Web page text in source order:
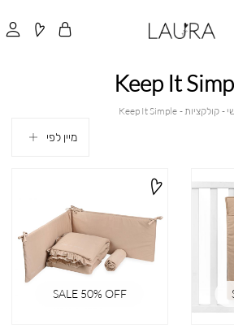
Keep It
ראשי
קולקציותקולקציות
Keep It Simple
SALE 50% OFF